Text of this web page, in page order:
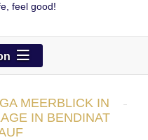
feel good!
MEERBLICK IN
IN BENDINAT